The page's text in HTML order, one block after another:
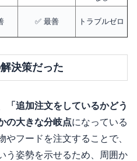
✅ 最善 トラブルゼロ
決策だった
「追加注文をしているかどう
の大きな分岐点になっている
やフードを注文することで、
う姿勢を示せるため、周囲か